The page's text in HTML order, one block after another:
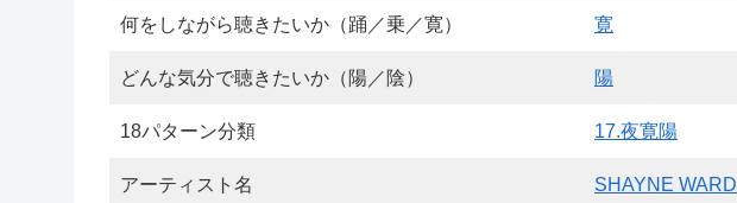
何をしながら聴きたいか（踊／乗／寛） 寛
どんな気分で聴きたいか（陽／陰） 陽
18パターン分類 17.夜寛陽
アーティスト名 SHAYNE WARD